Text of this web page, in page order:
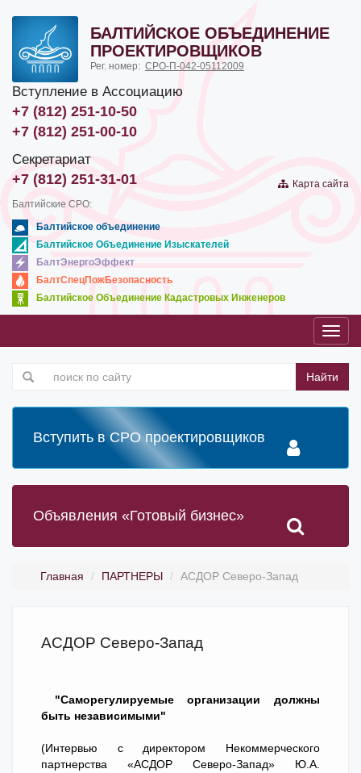
БАЛТИЙСКОЕ ОБЪЕДИНЕНИЕ
ПРОЕКТИРОВЩИКОВ
Рег. номер: СРО-П-042-05112009
Вступление в Ассоциацию
+7 (812) 251-10-50
+7 (812) 251-00-10
Секретариат
+7 (812) 251-31-01
Карта сайта
Балтийские СРО:
Балтийское объединение
Балтийское Объединение Изыскателей
БалтЭнергоЭффект
БалтСпецПожБезопасность
Балтийское Объединение Кадастровых Инженеров
Найти
Вступить в СРО проектировщиков
Объявления «Готовый бизнес»
Главная ПАРТНЕРЫ АСДОР Северо-Запад
АСДОР Северо-Запад
"Саморегулируемые организации должны
быть независимыми"
(Интервью с директором Некоммерческого
партнерства «АСДОР Северо-Запад» Ю.А.